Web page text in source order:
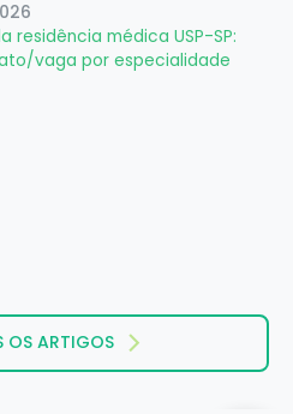
residência médica USP-SP:
vaga por especialidade
OS ARTIGOS